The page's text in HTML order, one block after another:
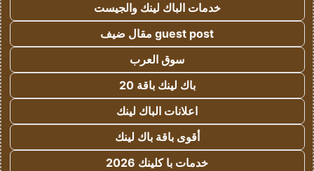
خدمات الباك لينك والجيست
guest post مقال ضيف
سوق العرب
باك لينك باقة 20
اعلانات الباك لينك
أقوى باقة باك لينك
خدمات با كلينك 2026